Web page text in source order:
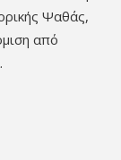
Ψαθάς,
από